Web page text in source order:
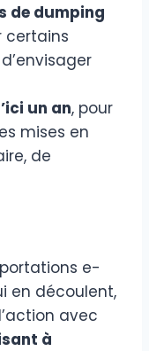
de dumping
certains
un an, pour
mises en
de
e-
en découlent,
avec
à